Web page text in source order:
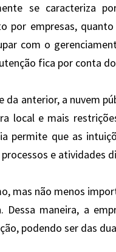
se caracteriza
por empresas,
com o
fica por conta
da anterior, a nuvem
local e mais
permite que as
e atividades
mas não menos
Dessa maneira, a
podendo ser das